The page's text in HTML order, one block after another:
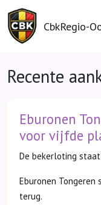
CbkRegio-
Recente
Eburonen
voor vijfde
De bekerloting
Eburonen
terug.